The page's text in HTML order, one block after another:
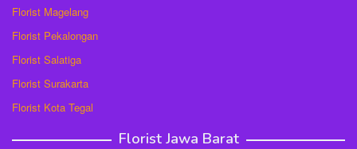
Florist Magelang
Florist Pekalongan
Florist Salatiga
Florist Surakarta
Florist Kota Tegal
Florist Jawa Barat